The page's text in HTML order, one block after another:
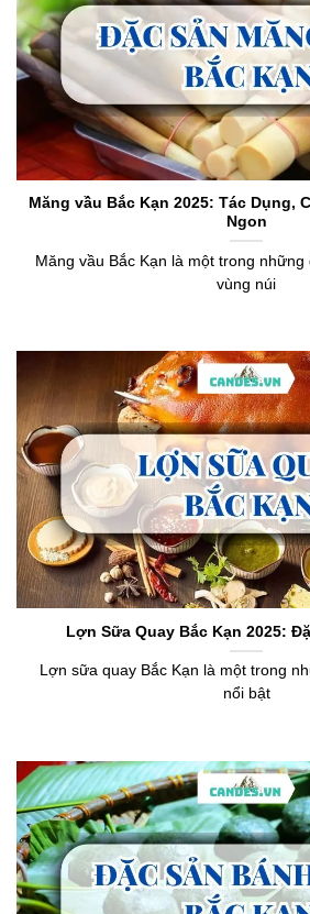
Măng vầu Bắc Kạn 2025: Tác Dụng,
Ngon
Măng vầu Bắc Kạn là một trong
vùng núi
Lợn Sữa Quay Bắc Kạn 2025:
Lợn sữa quay Bắc Kạn là một trong
nổi bật